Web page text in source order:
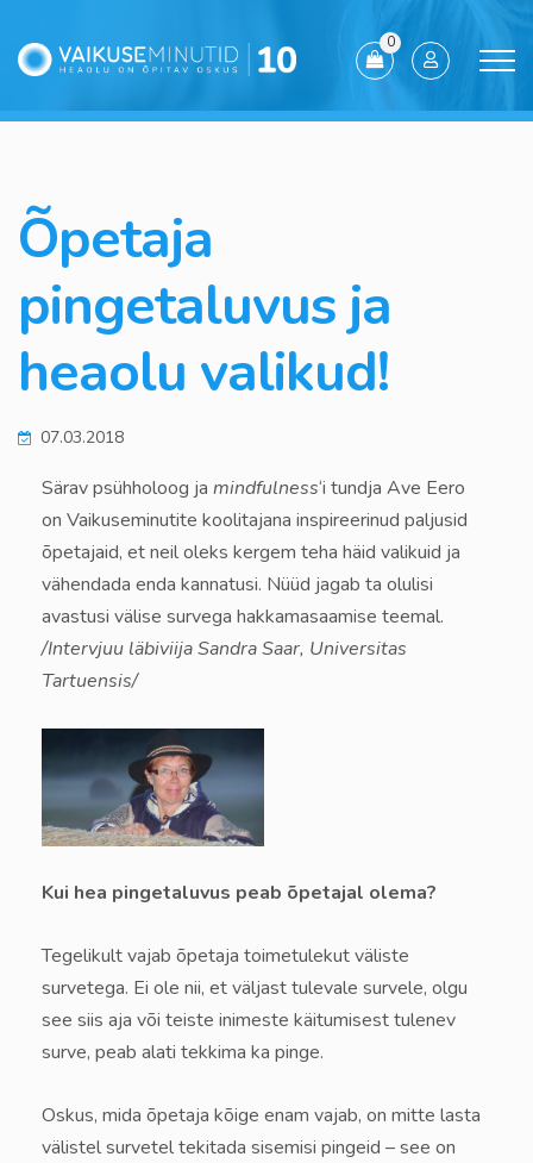
0
Õpetaja
pingetaluvus ja
heaolu valikud!
07.03.2018
Särav psühholoog ja mindfulness‘i tundja Ave Eero
on Vaikuseminutite koolitajana inspireerinud paljusid
õpetajaid, et neil oleks kergem teha häid valikuid ja
vähendada enda kannatusi. Nüüd jagab ta olulisi
avastusi välise survega hakkamasaamise teemal.
/Intervjuu läbiviija Sandra Saar, Universitas
Tartuensis/
Kui hea pingetaluvus peab õpetajal olema?
Tegelikult vajab õpetaja toimetulekut väliste
survetega. Ei ole nii, et väljast tulevale survele, olgu
see siis aja või teiste inimeste käitumisest tulenev
surve, peab alati tekkima ka pinge.
Oskus, mida õpetaja kõige enam vajab, on mitte lasta
välistel survetel tekitada sisemisi pingeid – see on